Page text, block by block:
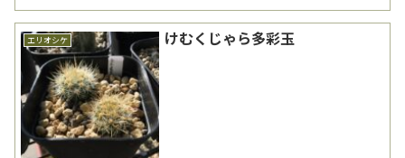
エリオシケ けむくじゃら多彩玉